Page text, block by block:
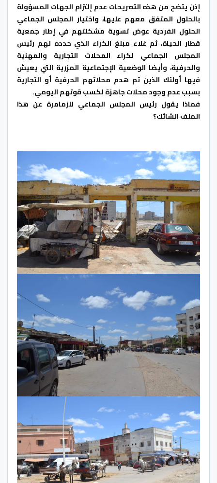
إذن يتضح من هذه التصريحات عدم إلتزام الجهات المسؤولة
بالحلول المتفق معهم عليها، واختيار المجلس الجماعي
الحلول الفردية عوض تسوية مشكلتهم في إطار جمعية
قطار الحياة، ثم غلاء مبلغ الكراء الذي حدده لهم رئيس
المجلس الجماعي لكراء المحلات التجارية والمهنية
والحرفية، وأيضا الوضعية الإجتماعية المزرية التي يعيش
فيها أولئك الذين تم هدم محلاتهم الحرفية أو التجارية
بسبب عدم وجود محلات جاهزة لكسب قوتهم اليومي.
فماذا يقول رئيس المجلس الجماعي للزمامرة عن هذا
الملف الشائك؟